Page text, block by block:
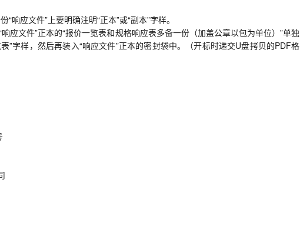
应文件”上要明确注明“正本”或“副本”字样。
应文件”正本的“报价一览表和规格响应表多备一份（加盖公章以包为单位）”单独
”字样，然后再装入“响应文件”正本的密封袋中。（开标时递交U盘拷贝的PDF格
司